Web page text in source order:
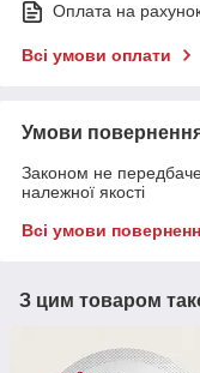
Оплата на
Всі умови оплати
Умови
Законом не
належної якості
Всі умови
З цим товаром